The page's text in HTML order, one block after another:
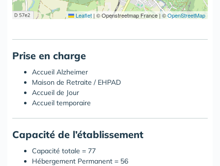
Leaflet | © Openstreetmap France | ©OpenStreetMap
Prise en charge
Accueil Alzheimer
Maison de Retraite / EHPAD
Accueil de Jour
Accueil temporaire
Capacité de l’établissement
Capacité totale = 77
Hébergement Permanent = 56